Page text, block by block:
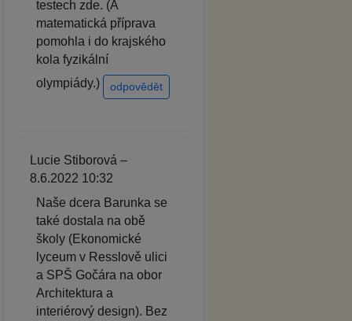
testech zde. (A
matematická příprava
pomohla i do krajského
kola fyzikální
olympiády.)
odpovědět
Lucie Stiborová –
8.6.2022 10:32
Naše dcera Barunka se
také dostala na obě
školy (Ekonomické
lyceum v Resslově ulici
a SPŠ Gočára na obor
Architektura a
interiérový design). Bez